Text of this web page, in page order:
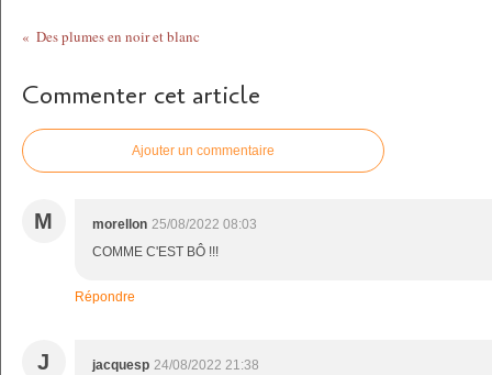
Des plumes en noir et blanc
Commenter cet article
Ajouter un commentaire
M morellon 25/08/2022 08:03
COMME C'EST BÔ !!!
Répondre
J jacquesp 24/08/2022 21:38